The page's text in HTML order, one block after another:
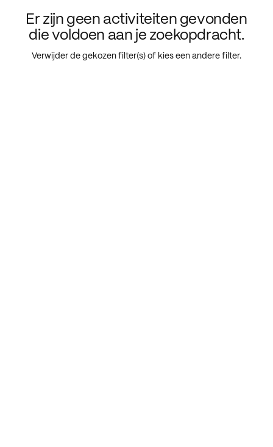
Er zijn geen activiteiten gevonden
die voldoen aan je zoekopdracht.
Verwijder de gekozen filter(s) of kies een andere filter.